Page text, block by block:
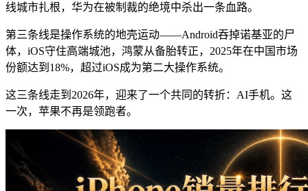
线城市扎根，华为在被制裁的绝境中杀出一条血路。
第三条线是操作系统的地壳运动——Android吞掉诺基亚的尸
体，iOS守住高端城池，鸿蒙从备胎转正，2025年在中国市场
份额达到18%，超过iOS成为第二大操作系统。
这三条线走到2026年，迎来了一个共同的转折：AI手机。这
一次，苹果不再是领跑者。